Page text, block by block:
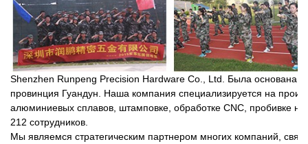
Shenzhen Runpeng Precision Hardware Co., Ltd. Была основана в
провинция Гуандун. Наша компания специализируется на
алюминиевых сплавов, штамповке, обработке CNC, пробивке
212 сотрудников.
Мы являемся стратегическим партнером многих компаний,